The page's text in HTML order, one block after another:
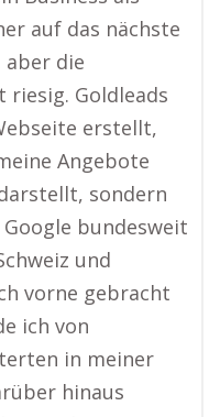
auf das nächste
aber die
riesig. Goldleads
erstellt,
Angebote
sondern
bundesweit
und
vorne gebracht
ich von
in meiner
hinaus